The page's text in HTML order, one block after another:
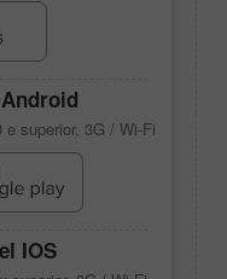
superior, 3G / Wi-Fi
IOS